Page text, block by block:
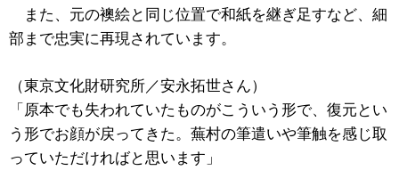
また、元の襖絵と同じ位置で和紙を継ぎ足すなど、細
部まで忠実に再現されています。
（東京文化財研究所／安永拓世さん）
「原本でも失われていたものがこういう形で、復元とい
う形でお顔が戻ってきた。蕪村の筆遣いや筆触を感じ取
っていただければと思います」